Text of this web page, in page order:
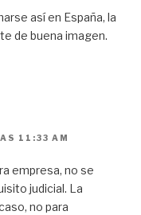
así en España, la
de buena imagen.
11:33 AM
empresa, no se
judicial. La
no para